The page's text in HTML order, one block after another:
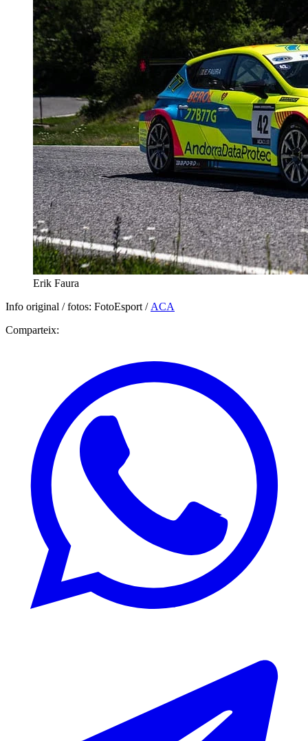
Erik Faura
Info original / fotos: FotoEsport / ACA
Comparteix: